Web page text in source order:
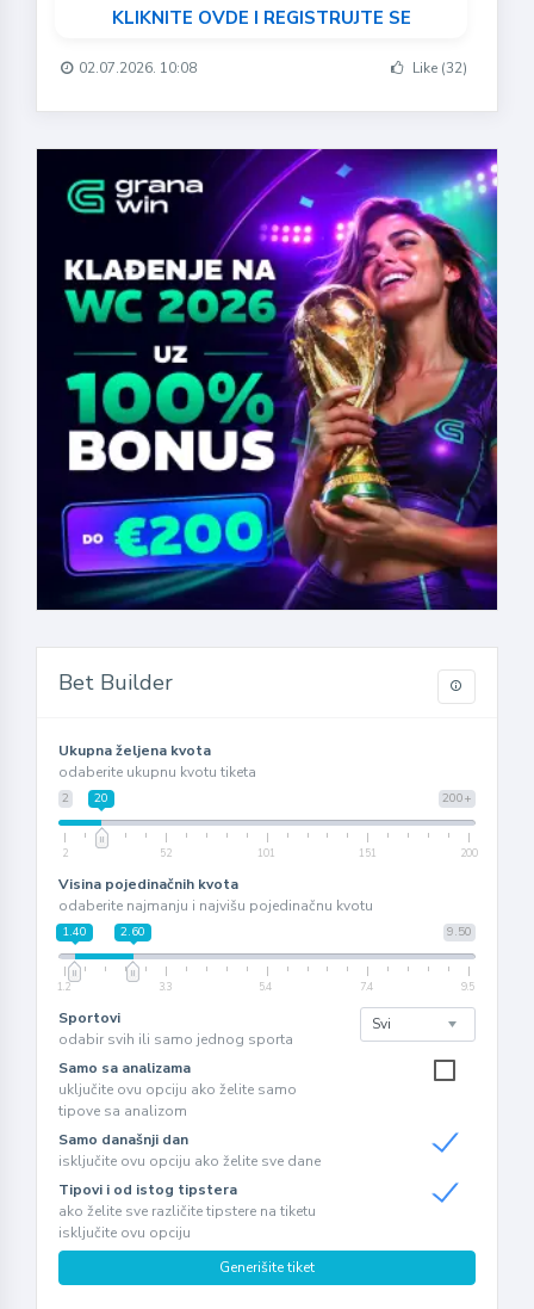
KLIKNITE OVDE I REGISTRUJTE SE
02.07.2026. 10:08 Like (32)
Bet Builder
Ukupna željena kvota
odaberite ukupnu kvotu tiketa
2 200+
20
2 52 101 151 200
Visina pojedinačnih kvota
odaberite najmanju i najvišu pojedinačnu kvotu
9.50
1.40 2.60
1.2 3.3 5.4 7.4 9.5
Sportovi
odabir svih ili samo jednog sporta
Samo sa analizama
uključite ovu opciju ako želite samo
tipove sa analizom
Samo današnji dan
isključite ovu opciju ako želite sve dane
Tipovi i od istog tipstera
ako želite sve različite tipstere na tiketu
isključite ovu opciju
Generišite tiket